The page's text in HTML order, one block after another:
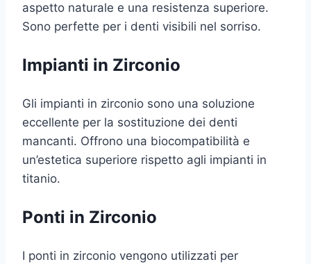
aspetto naturale e una resistenza superiore.
Sono perfette per i denti visibili nel sorriso.
Impianti in Zirconio
Gli impianti in zirconio sono una soluzione
eccellente per la sostituzione dei denti
mancanti. Offrono una biocompatibilità e
un’estetica superiore rispetto agli impianti in
titanio.
Ponti in Zirconio
I ponti in zirconio vengono utilizzati per